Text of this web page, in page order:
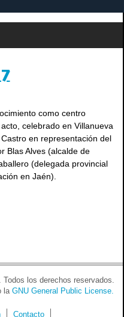
como centro
celebrado en Villanueva
en representación del
Blas Alves (alcalde de
(delegada provincial
en Jaén).
los derechos reservados.
la GNU General Public License.
Contacto